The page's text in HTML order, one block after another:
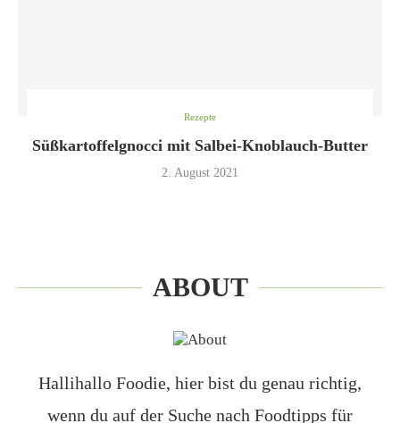
Rezepte
Süßkartoffelgnocci mit Salbei-Knoblauch-Butter
2. August 2021
ABOUT
Hallihallo Foodie, hier bist du genau richtig,
wenn du auf der Suche nach Foodtipps für